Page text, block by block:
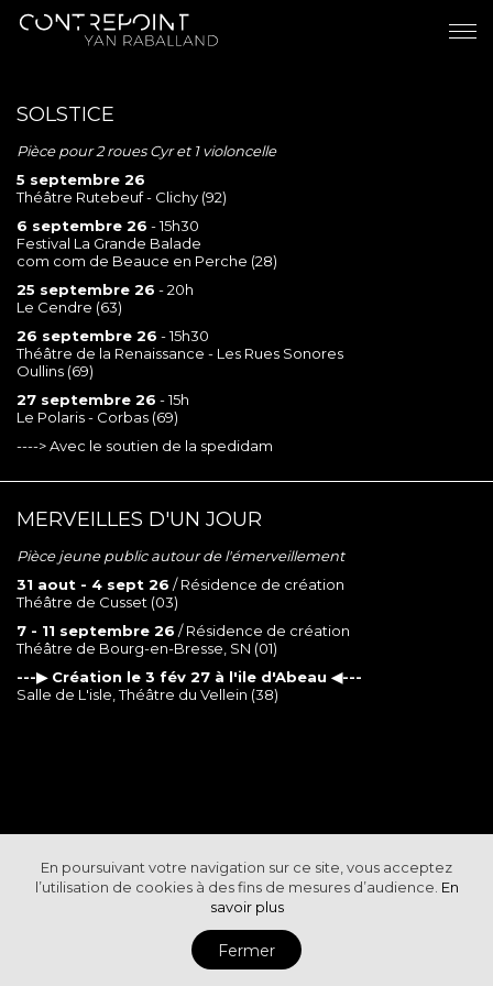
SOLSTICE
Pièce pour 2 roues Cyr et 1 violoncelle
5 septembre 26
Théâtre Rutebeuf - Clichy (92)
6 septembre 26 - 15h30
Festival La Grande Balade
com com de Beauce en Perche (28)
25 septembre 26 - 20h
Le Cendre (63)
26 septembre 26 - 15h30
Théâtre de la Renaissance - Les Rues Sonores
Oullins (69)
27 septembre 26 - 15h
Le Polaris - Corbas (69)
----> Avec le soutien de la spedidam
MERVEILLES D'UN JOUR
Pièce jeune public autour de l'émerveillement
31 aout - 4 sept 26 / Résidence de création
Théâtre de Cusset (03)
7 - 11 septembre 26 / Résidence de création
Théâtre de Bourg-en-Bresse, SN (01)
---▶︎ Création le 3 fév 27 à l'ile d'Abeau ◀︎---
Salle de L'isle, Théâtre du Vellein (38)
Fermer
En poursuivant votre navigation sur ce site, vous acceptez
l’utilisation de cookies à des fins de mesures d’audience. En
savoir plus